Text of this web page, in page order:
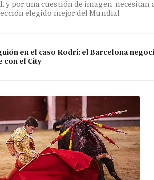
y por una cuestión de imagen, necesitan
elegido mejor del Mundial
en el caso Rodri: el Barcelona
con el City